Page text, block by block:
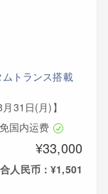
トランス搭載
31日(月)】
免国内运费
¥33,000
人民币：¥1,501